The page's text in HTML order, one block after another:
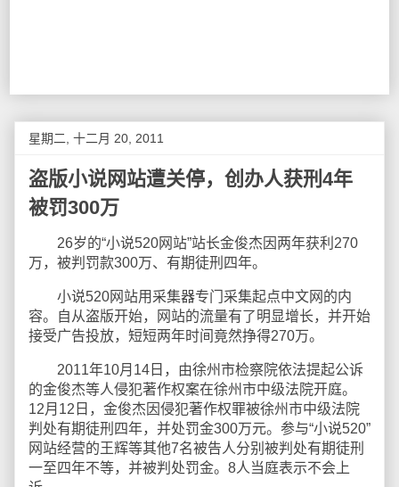
星期二, 十二月 20, 2011
盗版小说网站遭关停，创办人获刑4年
被罚300万
26岁的“小说520网站”站长金俊杰因两年获利270
万，被判罚款300万、有期徒刑四年。
小说520网站用采集器专门采集起点中文网的内
容。自从盗版开始，网站的流量有了明显增长，并开始
接受广告投放，短短两年时间竟然挣得270万。
2011年10月14日，由徐州市检察院依法提起公诉
的金俊杰等人侵犯著作权案在徐州市中级法院开庭。
12月12日，金俊杰因侵犯著作权罪被徐州市中级法院
判处有期徒刑四年，并处罚金300万元。参与“小说520”
网站经营的王辉等其他7名被告人分别被判处有期徒刑
一至四年不等，并被判处罚金。8人当庭表示不会上